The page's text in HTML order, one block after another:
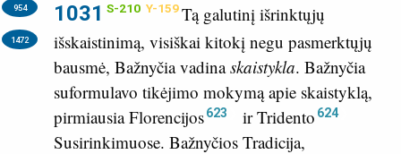
1031 S-210 Y-159
954
1472
Tą galutinį išrinktųjų
išskaistinimą, visiškai kitokį negu pasmerktųjų
bausmė, Bažnyčia vadinaskaistykla. Bažnyčia
suformulavo tikėjimo mokymą apie skaistyklą,
pirmiausia Florencijos623 ir Tridento 624
Susirinkimuose. Bažnyčios Tradicija,